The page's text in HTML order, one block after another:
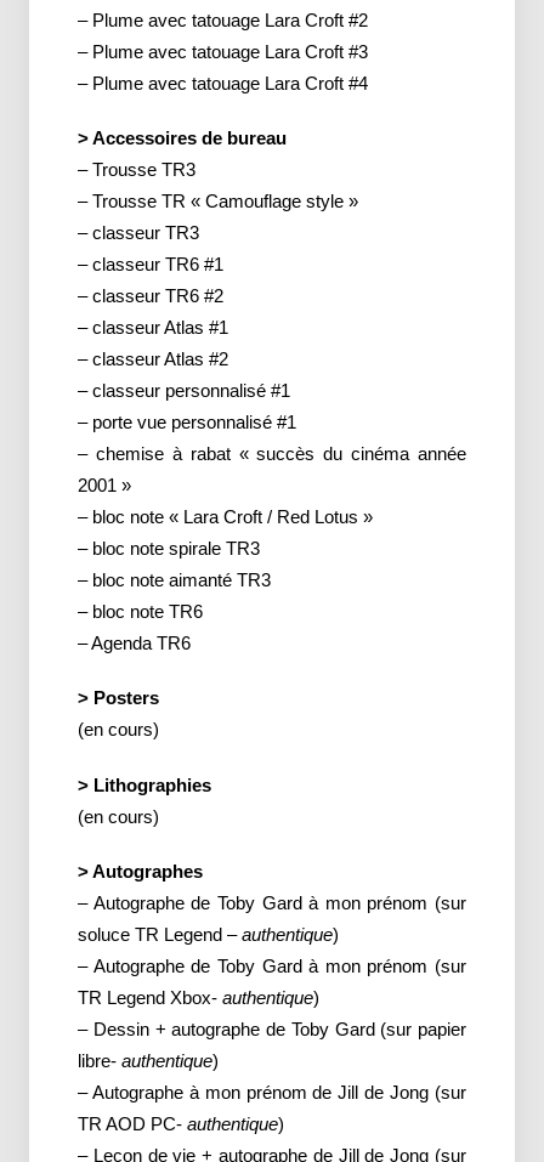
– Plume avec tatouage Lara Croft #2
– Plume avec tatouage Lara Croft #3
– Plume avec tatouage Lara Croft #4
> Accessoires de bureau
– Trousse TR3
– Trousse TR « Camouflage style »
– classeur TR3
– classeur TR6 #1
– classeur TR6 #2
– classeur Atlas #1
– classeur Atlas #2
– classeur personnalisé #1
– porte vue personnalisé #1
– chemise à rabat « succès du cinéma année
2001 »
– bloc note « Lara Croft / Red Lotus »
– bloc note spirale TR3
– bloc note aimanté TR3
– bloc note TR6
– Agenda TR6
> Posters
(en cours)
> Lithographies
(en cours)
> Autographes
– Autographe de Toby Gard à mon prénom (sur
soluce TR Legend –authentique)
– Autographe de Toby Gard à mon prénom (sur
TR Legend Xbox- authentique)
– Dessin + autographe de Toby Gard (sur papier
libre- authentique)
– Autographe à mon prénom de Jill de Jong (sur
TR AOD PC- authentique)
– Leçon de vie + autographe de Jill de Jong (sur